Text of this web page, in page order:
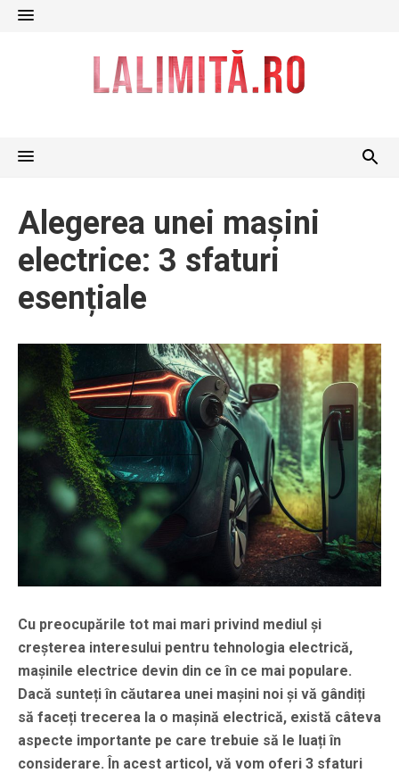
Skip
Alegerea unei mașini
electrice: 3 sfaturi
esențiale
Cu preocupările tot mai mari privind mediul și
creșterea interesului pentru tehnologia electrică,
mașinile electrice devin din ce în ce mai populare.
Dacă sunteți în căutarea unei mașini noi și vă gândiți
să faceți trecerea la o mașină electrică, există câteva
aspecte importante pe care trebuie să le luați în
considerare. În acest articol, vă vom oferi 3 sfaturi